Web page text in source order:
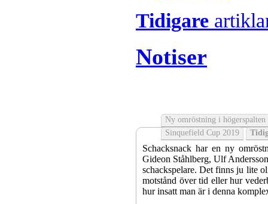
Tidigare
Notiser
Ny omröstning i högerspalten
Sinquefield Cup 2019
Schacksnack har en ny
Gideon Ståhlberg, Ulf
schackspelare. Det finns ju lite
motstånd över tid eller hur
hur insatt man är i denna